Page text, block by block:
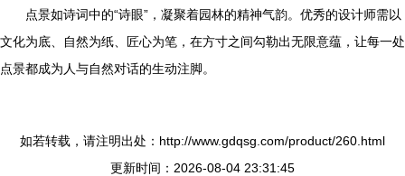
点景如诗词中的“诗眼”，凝聚着园林的精神气韵。优秀的设计师需以
文化为底、自然为纸、匠心为笔，在方寸之间勾勒出无限意蕴，让每一处
点景都成为人与自然对话的生动注脚。
如若转载，请注明出处：http://www.gdqsg.com/product/260.html
更新时间：2026-08-04 23:31:45